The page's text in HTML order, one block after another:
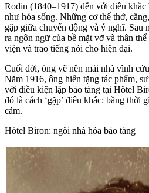
Rodin (1840–1917) đến với điêu
như hóa sống. Những cơ thể thở,
gặp giữa chuyển động và ý nghĩ. Sau
ra ngôn ngữ của bề mặt vỡ và thân
viện và trao tiếng nói cho hiện đại.
Cuối đời, ông vẽ nên mái nhà vĩnh
Năm 1916, ông hiến tặng tác phẩm,
với điều kiện lập bảo tàng tại Hôtel
đó là cách ‘gặp’ điêu khắc: bằng thời
cảm.
Hôtel Biron: ngôi nhà hóa bảo tàng